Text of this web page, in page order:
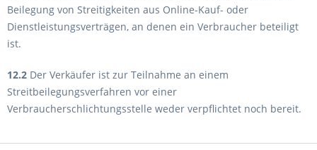
Beilegung von Streitigkeiten aus Online-Kauf- oder
Dienstleistungsverträgen, an denen ein Verbraucher beteiligt
ist.
12.2 Der Verkäufer ist zur Teilnahme an einem
Streitbeilegungsverfahren vor einer
Verbraucherschlichtungsstelle weder verpflichtet noch bereit.